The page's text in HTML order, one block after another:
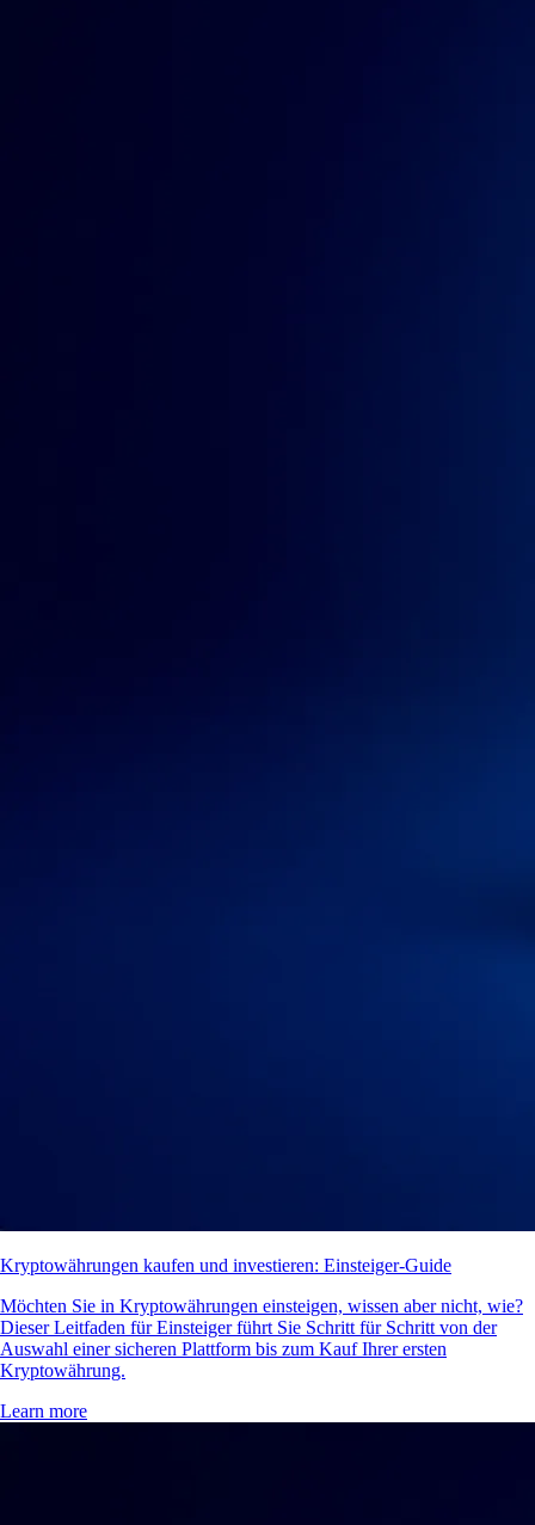
Kryptowährungen kaufen und investieren: Einsteiger-Guide
Möchten Sie in Kryptowährungen einsteigen, wissen aber nicht, wie?
Dieser Leitfaden für Einsteiger führt Sie Schritt für Schritt von der
Auswahl einer sicheren Plattform bis zum Kauf Ihrer ersten
Kryptowährung.
Learn more